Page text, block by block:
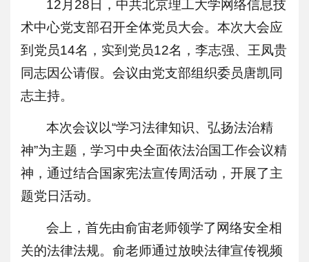
12月28日，中共北京理工大学网络信息技
术中心党支部召开全体党员大会。本次大会应
到党员14名，实到党员12名，李志强、王凤贵
同志因公请假。会议由党支部组织委员唐凯同
志主持。
本次会议以“学习法律知识、弘扬法治精
神”为主题，学习中央全面依法治国工作会议精
神，通过结合国家宪法宣传周活动，开展了主
题党日活动。
会上，首先由俞宙老师领学了网络安全相
关的法律法规。俞老师通过放映法律宣传视频